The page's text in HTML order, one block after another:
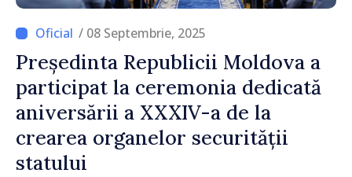
/ 08 Septembrie, 2025
Președinta Republicii Moldova a
participat la ceremonia dedicată
aniversării a XXXIV-a de la
crearea organelor securității
statului